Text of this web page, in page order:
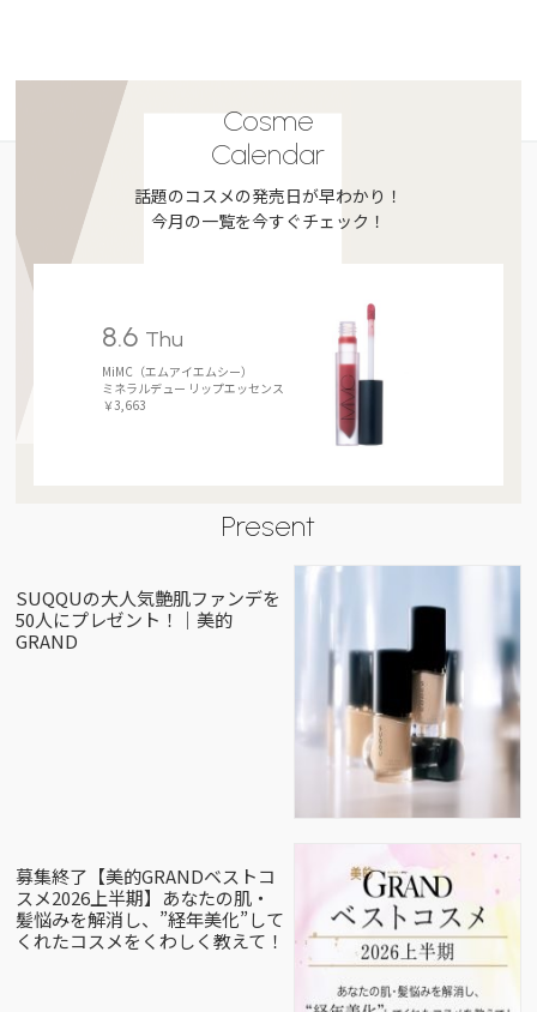
Cosme
Calendar
話題のコスメの発売日が早わかり！
今月の一覧を今すぐチェック！
8.6 Thu
MiMC（エムアイエムシー）
ミネラルデュー リップエッセンス
￥3,663
Present
SUQQUの大人気艶肌ファンデを
50人にプレゼント！｜美的
GRAND
募集終了【美的GRANDベストコ
スメ2026上半期】あなたの肌・
髪悩みを解消し、”経年美化”して
くれたコスメをくわしく教えて！